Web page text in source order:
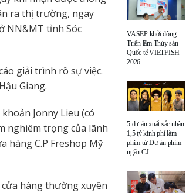
ra thị trường, ngay
NN&MT tỉnh Sóc
giải trình rõ sự việc.
Giang.
Jonny Lieu (có
nghiêm trọng của lãnh
hàng C.P Freshop Mỹ
cửa hàng thường xuyên
VASEP khởi động
Triển lãm Thủy sản
Quốc tế VIETFISH
2026
5 dự án xuất sắc nhận
1,5 tỷ kinh phí làm
phim từ Dự án phim
ngắn CJ